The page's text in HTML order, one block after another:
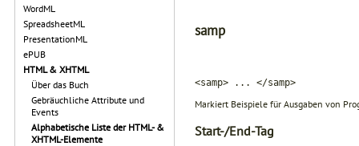
WordML
SpreadsheetML
PresentationML
ePUB
HTML & XHTML
Über das Buch
Gebräuchliche Attribute und
Events
Alphabetische Liste der HTML- &
XHTML-Elemente
samp
<samp> ... </samp>
Markiert Beispiele für Ausgaben von
Start-/End-Tag